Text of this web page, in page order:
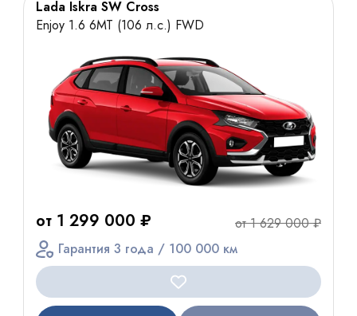
Lada Iskra SW Cross
Enjoy 1.6 6МТ (106 л.с.) FWD
от 1 299 000 ₽
от 1 629 000 ₽
Гарантия 3 года / 100 000 км